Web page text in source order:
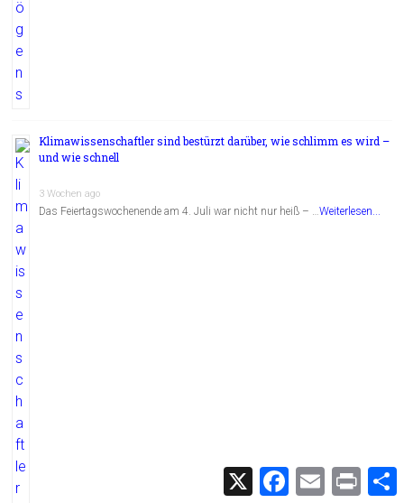
Klimawissenschaftler sind bestürzt darüber, wie schlimm es wird –
und wie schnell
3 Wochen ago
Das Feiertagswochenende am 4. Juli war nicht nur heiß – …Weiterlesen...
X
F
E
m
P